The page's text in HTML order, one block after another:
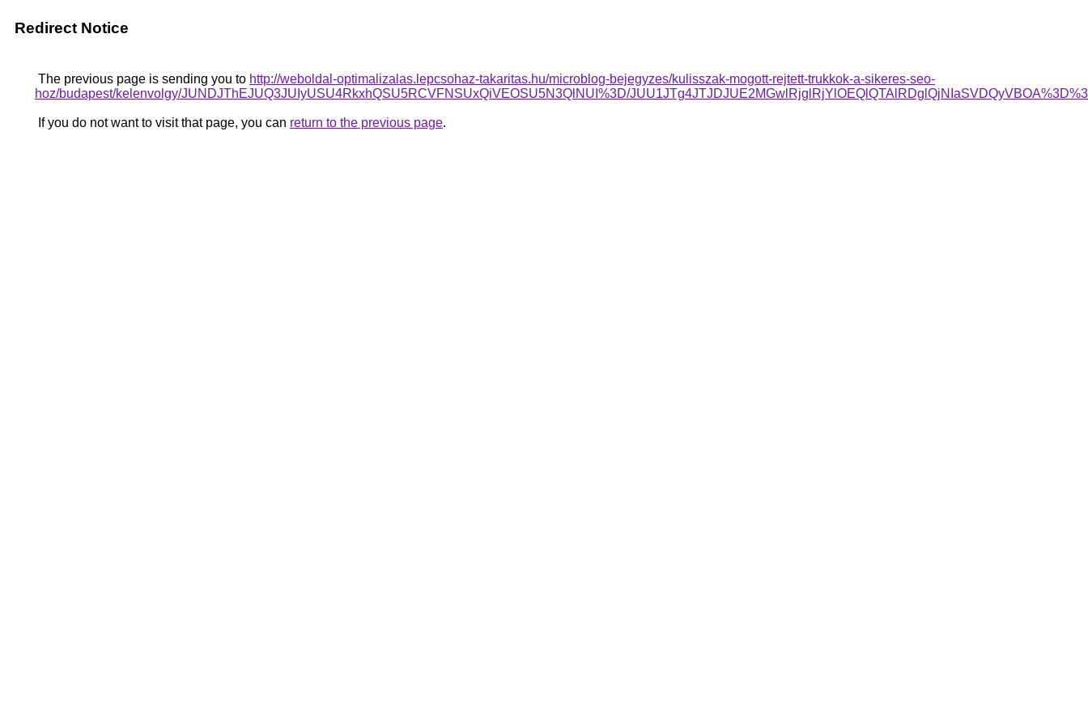
Redirect Notice
The previous page is sending you to http://weboldal-optimalizalas.lepcsohaz-takaritas.hu/microblog-bejegyzes/kulisszak-mogott-rejtett-trukkok-a-sikeres-seo-
hoz/budapest/kelenvolgy/JUNDJThEJUQ3JUIyUSU4RkxhQSU5RCVFNSUxQiVEOSU5N3QlNUI%3D/
If you do not want to visit that page, you can return to the previous page.